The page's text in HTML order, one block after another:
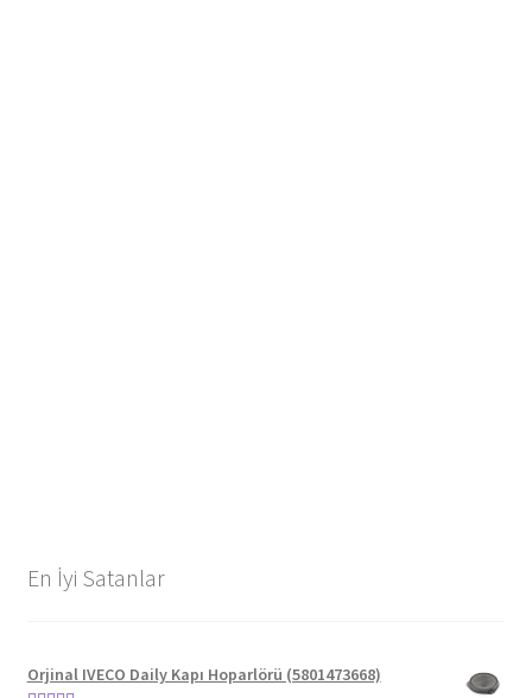
En İyi Satanlar
Orjinal IVECO Daily Kapı Hoparlörü (5801473668)